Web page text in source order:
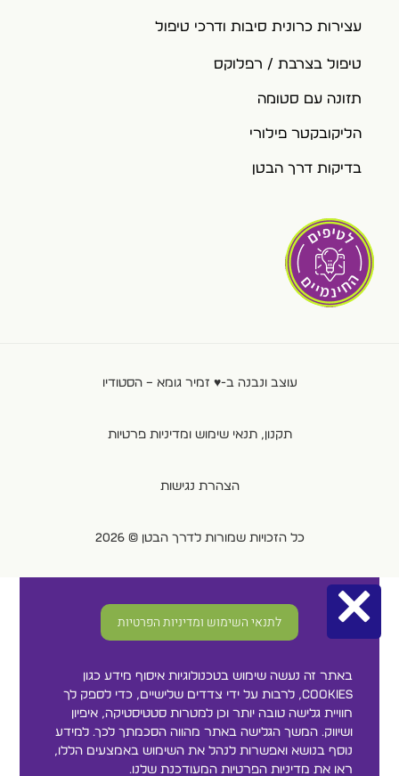
עצירות כרונית סיבות ודרכי טיפול
טיפול בצרבת / רפלוקס
תזונה עם סטומה
הליקובקטר פילורי
בדיקות דרך הבטן
עוצב ונבנה ב-♥︎ זמיר גומא – הסטודיו
תקנון, תנאי שימוש ומדיניות פרטיות
הצהרת נגישות
כל הזכויות שמורות לדרך הבטן © 2026
לתנאי השימוש ומדיניות הפרטיות
באתר זה נעשה שימוש בטכנולוגיות איסוף מידע כגון
Cookies, לרבות על ידי צדדים שלישיים, כדי לספק לך
חוויית גלישה טובה יותר וכן למטרות סטטיסטיקה, איפיון
ושיווק. המשך הגלישה באתר מהווה הסכמתך לכך. למידע
נוסף בנושא ואפשרות לנהל את השימוש באמצעים הללו,
ראו את מדיניות הפרטיות המעודכנת שלנו.
×